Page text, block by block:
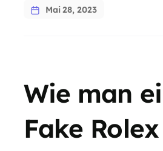
Mai 28, 2023
Wie man
Fake